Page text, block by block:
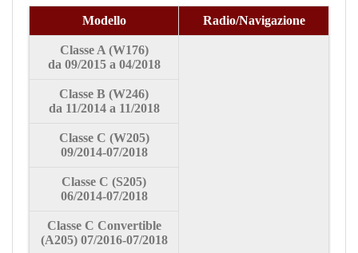
Modello Radio/Navigazione
Classe A (W176)
da 09/2015 a 04/2018
Classe B (W246)
da 11/2014 a 11/2018
Classe C (W205)
09/2014-07/2018
Classe C (S205)
06/2014-07/2018
Classe C Convertible
(A205) 07/2016-07/2018